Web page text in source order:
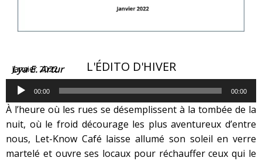
L'ÉDITO D'HIVER
Lya E. Artur
Janvier 2022
Lecteur
audio 00:00 00:00
À l’heure où les rues se désemplissent à la tombée de la
nuit, où le froid décourage les plus aventureux d’entre
nous, Let-Know Café laisse allumé son soleil en verre
martelé et ouvre ses locaux pour réchauffer ceux qui le